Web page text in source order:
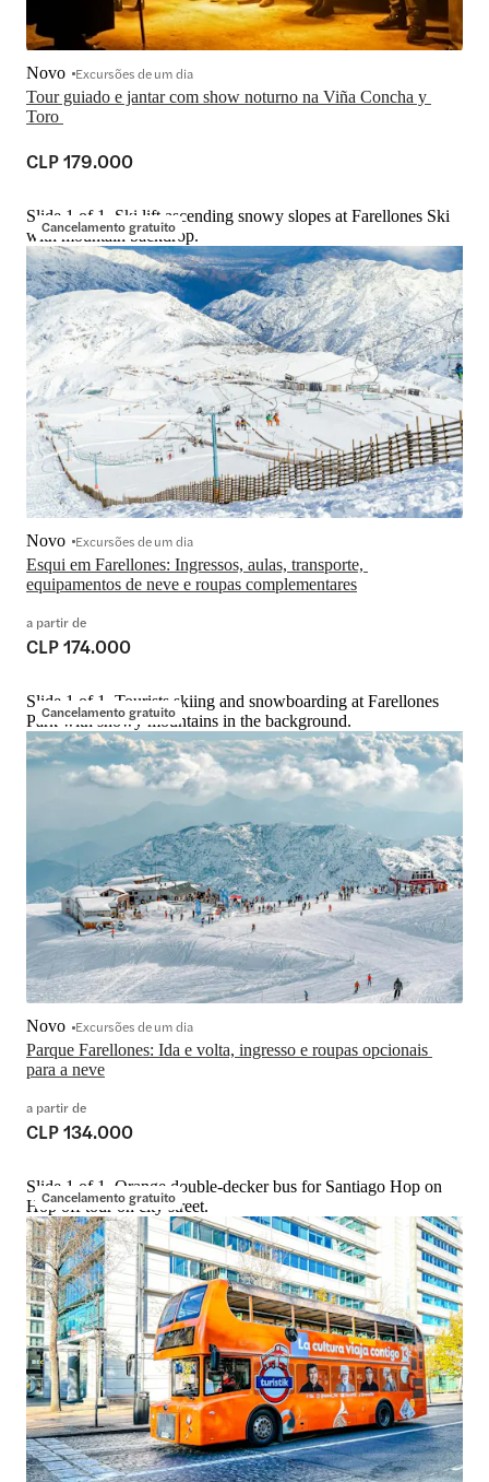
Tour guiado e jantar com show noturno na Viña Concha y
Novo Excursões de um dia
CLP 179.000
Cancelamento gratuito
Slide 1 of 1, Ski lift ascending snowy slopes at Farellones Ski
with mountain backdrop.
Esqui em Farellones: Ingressos, aulas, transporte,
equipamentos de neve e roupas complementares
Novo Excursões de um dia
a partir de
CLP 174.000
Cancelamento gratuito
Slide 1 of 1, Tourists skiing and snowboarding at Farellones
Park with snowy mountains in the background.
Parque Farellones: Ida e volta, ingresso e roupas opcionais
para a neve
Novo Excursões de um dia
a partir de
CLP 134.000
Cancelamento gratuito
Slide 1 of 1, Orange double-decker bus for Santiago Hop on
Hop off tour on city street.